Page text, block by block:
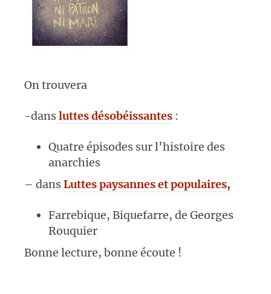
On trouvera
-dansluttes désobéissantes :
Quatre épisodes sur l’histoire des
anarchies
– dansLuttes paysannes et populaires,
Farrebique, Biquefarre, de Georges
Rouquier
Bonne lecture, bonne écoute !